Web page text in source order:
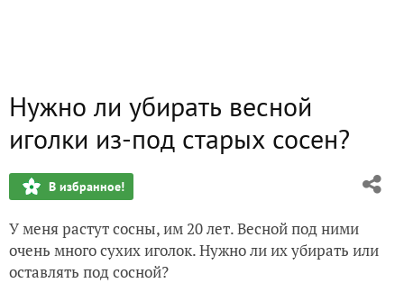
Нужно ли убирать весной
иголки из-под старых сосен?
В избранное!
У меня растут сосны, им 20 лет. Весной под ними
очень много сухих иголок. Нужно ли их убирать или
оставлять под сосной?